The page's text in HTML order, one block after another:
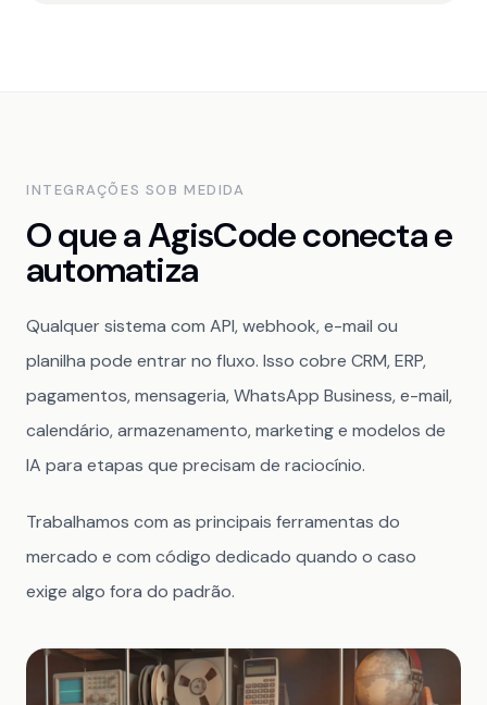
INTEGRAÇÕES SOB MEDIDA
O que a AgisCode conecta e
automatiza
Qualquer sistema com API, webhook, e-mail ou
planilha pode entrar no fluxo. Isso cobre CRM, ERP,
pagamentos, mensageria, WhatsApp Business, e-mail,
calendário, armazenamento, marketing e modelos de
IA para etapas que precisam de raciocínio.
Trabalhamos com as principais ferramentas do
mercado e com código dedicado quando o caso
exige algo fora do padrão.